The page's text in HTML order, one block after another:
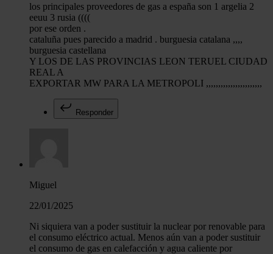
los principales proveedores de gas a españa son 1 argelia 2
eeuu 3 rusia ((((
por ese orden .
cataluña pues parecido a madrid . burguesia catalana ,,,,
burguesia castellana
Y LOS DE LAS PROVINCIAS LEON TERUEL CIUDAD
REAL A
EXPORTAR MW PARA LA METROPOLI ,,,,,,,,,,,,,,,,,,,,,,,
Responder
Miguel
22/01/2025
Ni siquiera van a poder sustituir la nuclear por renovable para
el consumo eléctrico actual. Menos aún van a poder sustituir
el consumo de gas en calefacción y agua caliente por